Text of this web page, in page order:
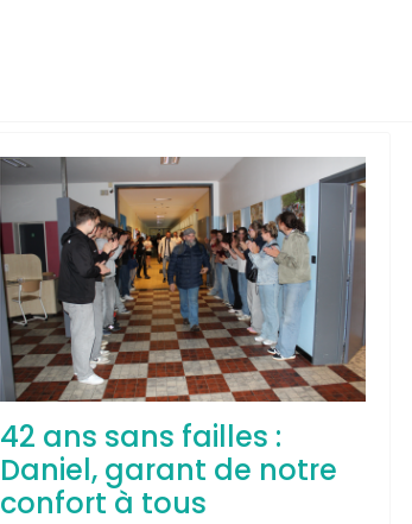
42 ans sans failles :
Daniel, garant de notre
confort à tous